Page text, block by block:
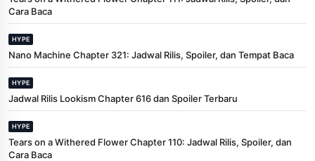
Cara Baca
HYPE
Nano Machine Chapter 321: Jadwal Rilis, Spoiler, dan Tempat Baca
HYPE
Jadwal Rilis Lookism Chapter 616 dan Spoiler Terbaru
HYPE
Tears on a Withered Flower Chapter 110: Jadwal Rilis, Spoiler, dan
Cara Baca